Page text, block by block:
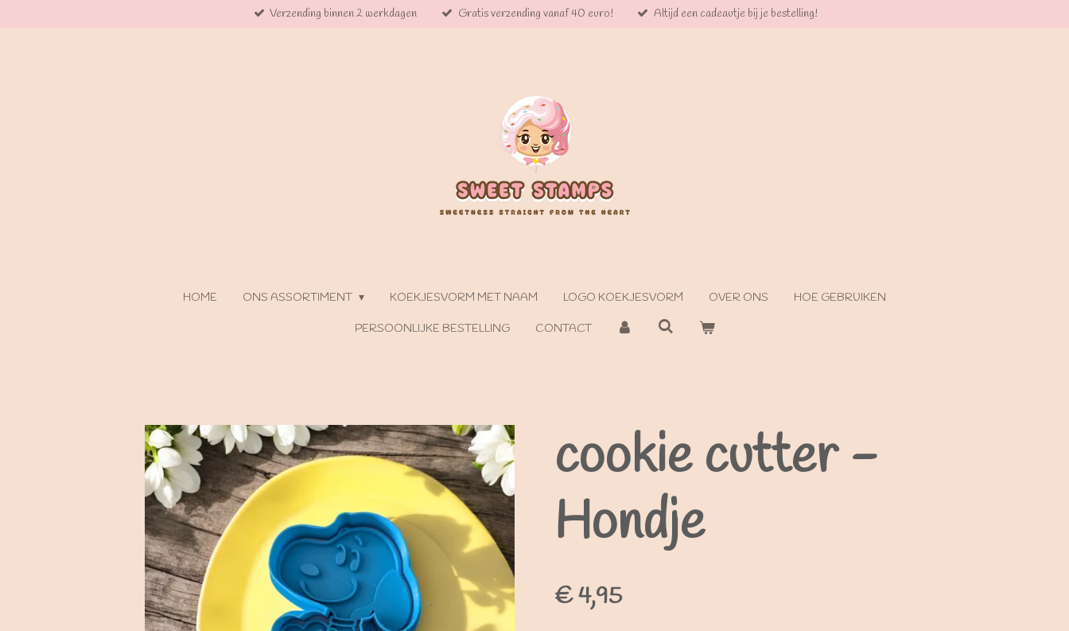
Verzending binnen 2 werkdagen Gratis verzending vanaf 40 euro! Altijd een cadeautje bij je bestelling!
HOME ONS ASSORTIMENT KOEKJESVORM MET NAAM LOGO KOEKJESVORM OVER ONS HOE GEBRUIKEN
PERSOONLIJKE BESTELLING CONTACT
cookie cutter -
Hondje
€ 4,95